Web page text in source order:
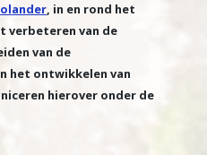
, in en rond het
verbeteren van de
van de
het ontwikkelen van
hierover onder de